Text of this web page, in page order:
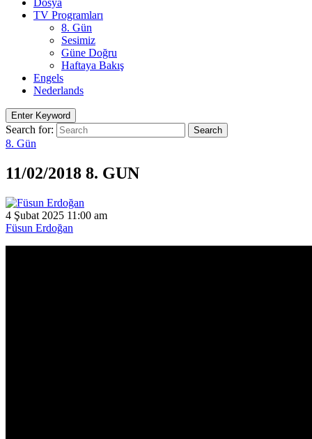
Dosya
TV Programları
8. Gün
Sesimiz
Güne Doğru
Haftaya Bakış
Engels
Nederlands
Enter Keyword
Search for: Search
8. Gün
11/02/2018 8. GUN
4 Şubat 2025 11:00 am
Füsun Erdoğan